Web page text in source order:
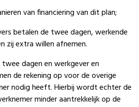
van financiering van dit plan;
betalen de twee dagen, werkende
zij extra willen afnemen.
dagen en werkgever en
de rekening op voor de overige
nodig heeft. Hierbij wordt echter de
minder aantrekkelijk op de